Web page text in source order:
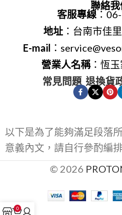
聯絡我
客服專線：
地址：台南市佳
E-mail ：
營業人名稱：恆
常見問題 退換貨
以下是為了能夠滿足段落
意義內文，請自行參酌編排
© 2026
0